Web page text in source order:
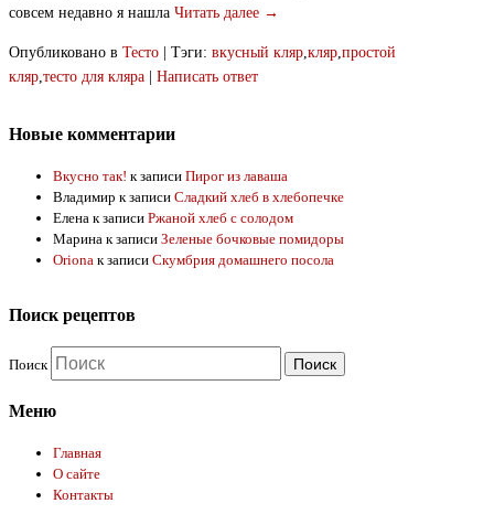
совсем недавно я нашла Читать далее →
Опубликовано в Тесто Тэги: вкусный кляр,кляр,простой
кляр,тесто для кляра Написать ответ
Новые комментарии
Вкусно так! к записи Пирог из лаваша
Владимир к записи Сладкий хлеб в хлебопечке
Елена к записи Ржаной хлеб с солодом
Марина к записи Зеленые бочковые помидоры
Oriona к записи Скумбрия домашнего посола
Поиск рецептов
Поиск
Меню
Главная
О сайте
Контакты